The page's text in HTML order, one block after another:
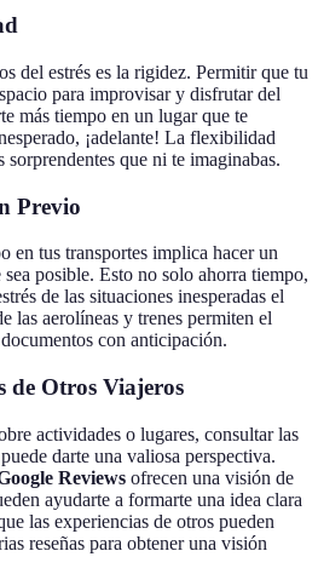
del estrés es la rigidez. Permitir que tu
para improvisar y disfrutar del
más tiempo en un lugar que te
¡adelante! La flexibilidad
que ni te imaginabas.
Previo
en tus transportes implica hacer un
posible. Esto no solo ahorra tiempo,
de las situaciones inesperadas el
las aerolíneas y trenes permiten el
con anticipación.
de Otros Viajeros
actividades o lugares, consultar las
darte una valiosa perspectiva.
Reviews ofrecen una visión de
ayudarte a formarte una idea clara
las experiencias de otros pueden
reseñas para obtener una visión